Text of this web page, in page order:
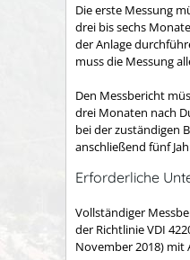
Die erste Messung
drei bis sechs
der Anlage
muss die Messung
Den Messbericht
drei Monaten nach
bei der zuständigen
anschließend fünf
Erforderliche
Vollständiger
der Richtlinie VDI
November 2018) mit